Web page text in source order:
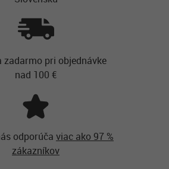
zadarmo pri objednávke
nad 100 €
odporúča viac ako 97 %
zákazníkov